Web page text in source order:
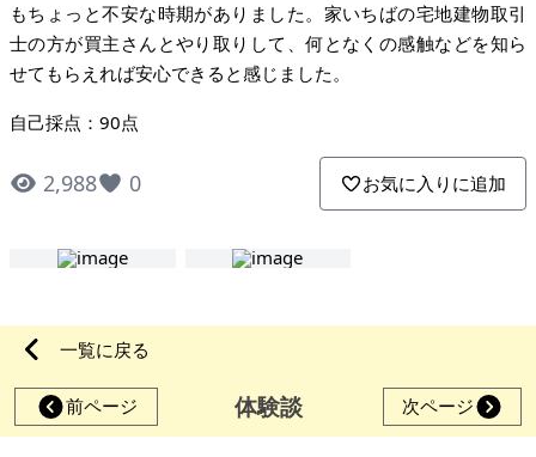
もちょっと不安な時期がありました。家いちばの宅地建物取引
士の方が買主さんとやり取りして、何となくの感触などを知ら
せてもらえれば安心できると感じました。
自己採点：90点
2,988 0 お気に入りに追加
一覧に戻る
前ページ 体験談 次ページ